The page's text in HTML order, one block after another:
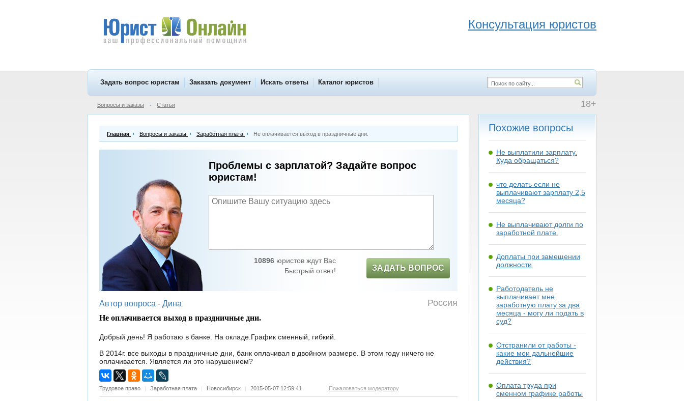
Консультация юристов
Задать вопрос юристам Заказать документ Искать ответы Каталог юристов
18+
Вопросы и заказы • Статьи
Главная Вопросы и заказы Заработная плата Не оплачивается выход в праздничные дни.
Проблемы с зарплатой? Задайте вопрос
юристам!
10896юристов ждут Вас
Быстрый ответ!
ЗАДАТЬ ВОПРОС
Автор вопроса - Дина Россия
Не оплачивается выход в праздничные дни.
Добрый день! Я работаю в банке. На окладе.График сменный, гибкий.
В 2014г. все выходы в праздничные дни, банк оплачивал в двойном размере. В этом году ничего не
оплачивается. Является ли это нарушением?
Трудовое право | Заработная плата | Новосибирск | 2015-05-07 12:59:41 Пожаловаться модератору
Похожие вопросы
Не выплатили зарплату.
Куда обращаться?
что делать если не
выплачивают зарплату 2,5
месяца?
Не выплачивают долги по
заработной плате.
Доплаты при замещении
должности
Работодатель не
выплачивает мне
заработную плату за два
месяца - могу ли подать в
суд?
Отстранили от работы -
какие мои дальнейшие
действия?
Оплата труда при
сменном графике работы